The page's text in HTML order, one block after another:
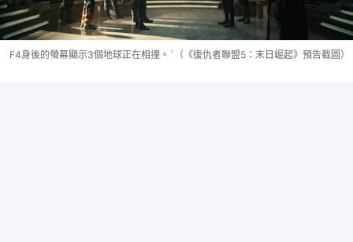
F4身後的螢幕顯示3個地球正在相撞。`（《復仇者聯盟5：末日崛起》預告截圖）